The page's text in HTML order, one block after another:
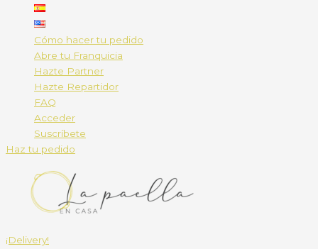
Cómo hacer tu pedido
Abre tu Franquicia
Hazte Partner
Hazte Repartidor
FAQ
Acceder
Suscríbete
Haz tu pedido
¡Delivery!